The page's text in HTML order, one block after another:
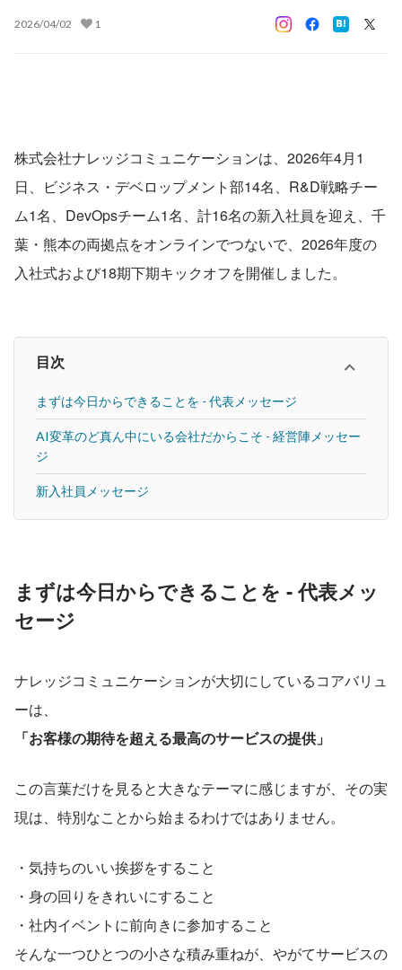
2026/04/02 1
株式会社ナレッジコミュニケーションは、2026年4月1
日、ビジネス・デベロップメント部14名、R&D戦略チー
ム1名、DevOpsチーム1名、計16名の新入社員を迎え、千
葉・熊本の両拠点をオンラインでつないで、2026年度の
入社式および18期下期キックオフを開催しました。
目次
まずは今日からできることを - 代表メッセージ
AI変革のど真ん中にいる会社だからこそ - 経営陣メッセー
ジ
新入社員メッセージ
まずは今日からできることを - 代表メッ
セージ
ナレッジコミュニケーションが大切にしているコアバリュ
ーは、
「お客様の期待を超える最高のサービスの提供」
この言葉だけを見ると大きなテーマに感じますが、その実
現は、特別なことから始まるわけではありません。
・気持ちのいい挨拶をすること
・身の回りをきれいにすること
・社内イベントに前向きに参加すること
そんな一つひとつの小さな積み重ねが、やがてサービスの